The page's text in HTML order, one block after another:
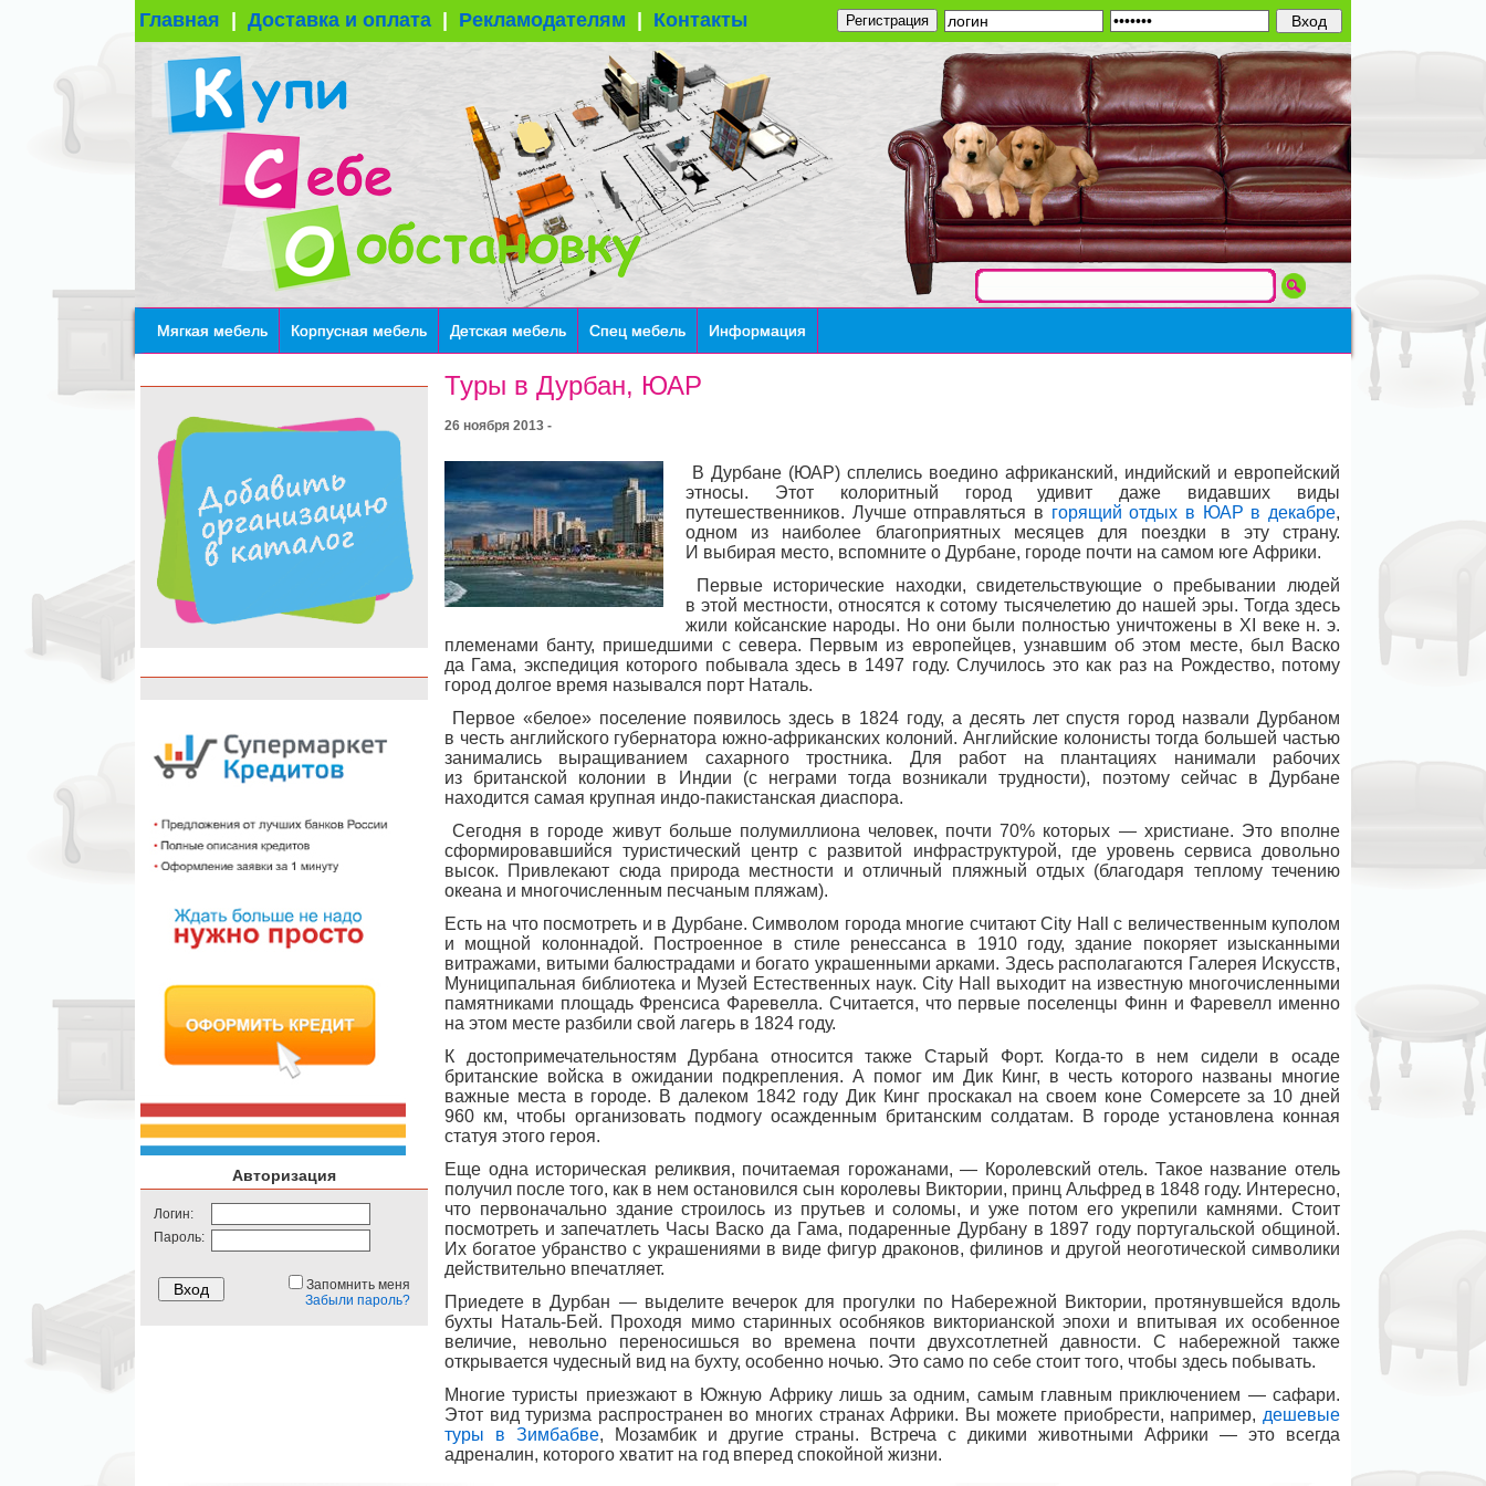
Главная Доставка и оплата Рекламодателям Контакты Регистрация
Мягкая мебель Корпусная мебель Детская мебель Спец мебель Информация
Авторизация
Логин:
Пароль:
Запомнить меня
Забыли пароль?
Туры в Дурбан, ЮАР
26 ноября 2013 -
В Дурбане (ЮАР) сплелись воедино африканский, индийский и европейский
этносы. Этот колоритный город удивит даже видавших виды
путешественников. Лучше отправляться в горящий отдых в ЮАР в декабре,
одном из наиболее благоприятных месяцев для поездки в эту страну.
И выбирая место, вспомните о Дурбане, городе почти на самом юге Африки.
Первые исторические находки, свидетельствующие о пребывании людей
в этой местности, относятся к сотому тысячелетию до нашей эры. Тогда здесь
жили койсанские народы. Но они были полностью уничтожены в XI веке н. э.
племенами банту, пришедшими с севера. Первым из европейцев, узнавшим об этом месте, был Васко
да Гама, экспедиция которого побывала здесь в 1497 году. Случилось это как раз на Рождество, потому
город долгое время назывался порт Наталь.
Первое «белое» поселение появилось здесь в 1824 году, а десять лет спустя город назвали Дурбаном
в честь английского губернатора южно-африканских колоний. Английские колонисты тогда большей частью
занимались выращиванием сахарного тростника. Для работ на плантациях нанимали рабочих
из британской колонии в Индии (с неграми тогда возникали трудности), поэтому сейчас в Дурбане
находится самая крупная индо-пакистанская диаспора.
Сегодня в городе живут больше полумиллиона человек, почти 70% которых — христиане. Это вполне
сформировавшийся туристический центр с развитой инфраструктурой, где уровень сервиса довольно
высок. Привлекают сюда природа местности и отличный пляжный отдых (благодаря теплому течению
океана и многочисленным песчаным пляжам).
Есть на что посмотреть и в Дурбане. Символом города многие считают City Hall с величественным куполом
и мощной колоннадой. Построенное в стиле ренессанса в 1910 году, здание покоряет изысканными
витражами, витыми балюстрадами и богато украшенными арками. Здесь располагаются Галерея Искусств,
Муниципальная библиотека и Музей Естественных наук. City Hall выходит на известную многочисленными
памятниками площадь Френсиса Фаревелла. Считается, что первые поселенцы Финн и Фаревелл именно
на этом месте разбили свой лагерь в 1824 году.
К достопримечательностям Дурбана относится также Старый Форт. Когда-то в нем сидели в осаде
британские войска в ожидании подкрепления. А помог им Дик Кинг, в честь которого названы многие
важные места в городе. В далеком 1842 году Дик Кинг проскакал на своем коне Сомерсете за 10 дней
960 км, чтобы организовать подмогу осажденным британским солдатам. В городе установлена конная
статуя этого героя.
Еще одна историческая реликвия, почитаемая горожанами, — Королевский отель. Такое название отель
получил после того, как в нем остановился сын королевы Виктории, принц Альфред в 1848 году. Интересно,
что первоначально здание строилось из прутьев и соломы, и уже потом его укрепили камнями. Стоит
посмотреть и запечатлеть Часы Васко да Гама, подаренные Дурбану в 1897 году португальской общиной.
Их богатое убранство с украшениями в виде фигур драконов, филинов и другой неоготической символики
действительно впечатляет.
Приедете в Дурбан — выделите вечерок для прогулки по Набережной Виктории, протянувшейся вдоль
бухты Наталь-Бей. Проходя мимо старинных особняков викторианской эпохи и впитывая их особенное
величие, невольно переносишься во времена почти двухсотлетней давности. С набережной также
открывается чудесный вид на бухту, особенно ночью. Это само по себе стоит того, чтобы здесь побывать.
Многие туристы приезжают в Южную Африку лишь за одним, самым главным приключением — сафари.
Этот вид туризма распространен во многих странах Африки. Вы можете приобрести, например, дешевые
туры в Зимбабве, Мозамбик и другие страны. Встреча с дикими животными Африки — это всегда
адреналин, которого хватит на год вперед спокойной жизни.